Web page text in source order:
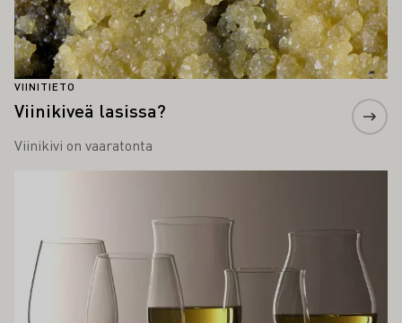
VIINITIETO
Viinikiveä lasissa?
Viinikivi on vaaratonta